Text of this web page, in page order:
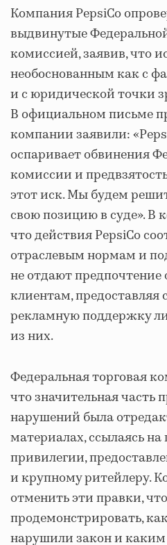
Компания PepsiCo
выдвинутые
комиссией, заявив, что
необоснованным как с
и с юридической точки
В официальном письме
компании заявили:
оспаривает обвинения
комиссии и
этот иск. Мы будем
свою позицию в суде». В
что действия PepsiCo
отраслевым нормам и
не отдают
клиентам, предоставляя
рекламную поддержку
из них.
Федеральная торговая
что значительная часть
нарушений была
материалах, ссылаясь
привилегии,
и крупному ритейлеру.
отменить эти правки,
продемонстрировать,
нарушили закон и каким